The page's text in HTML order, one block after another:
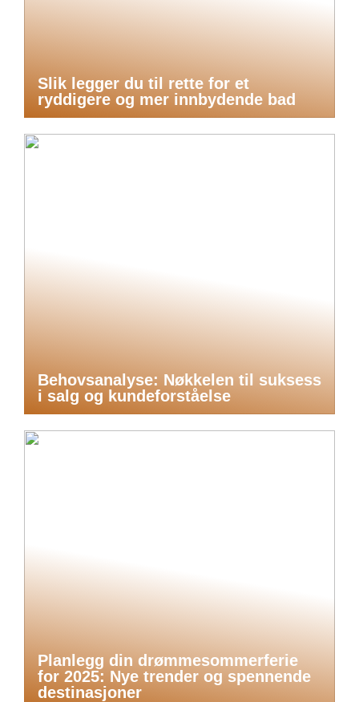
Slik legger du til rette for et
ryddigere og mer innbydende bad
Behovsanalyse: Nøkkelen til suksess
i salg og kundeforståelse
Planlegg din drømmesommerferie
for 2025: Nye trender og spennende
destinasjoner